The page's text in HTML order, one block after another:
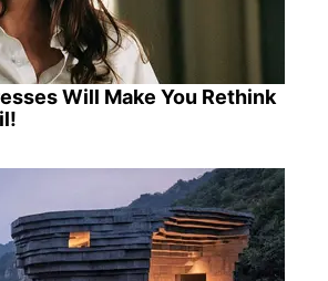
Will Make You Rethink